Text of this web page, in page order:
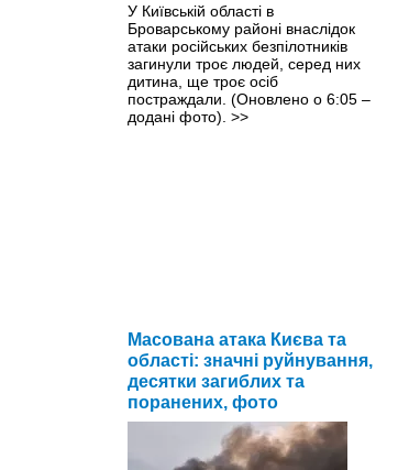
У Київській області в
Броварському районі внаслідок
атаки російських безпілотників
загинули троє людей, серед них
дитина, ще троє осіб
постраждали. (Оновлено о 6:05 –
додані фото). >>
Масована атака Києва та
області: значні руйнування,
десятки загиблих та
поранених, фото